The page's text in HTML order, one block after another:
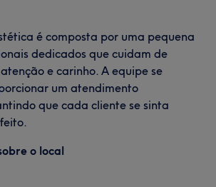
é composta por uma pequena
dedicados que cuidam de
e carinho. A equipe se
um atendimento
que cada cliente se sinta
o local